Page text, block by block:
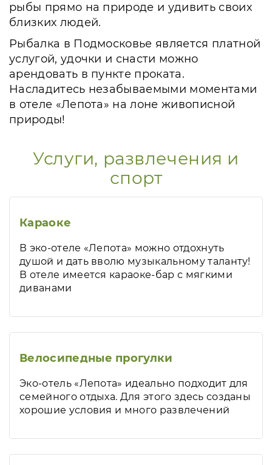
рыбы прямо на природе и удивить своих
близких людей.
Рыбалка в Подмосковье является платной
услугой, удочки и снасти можно
арендовать в пункте проката.
Насладитесь незабываемыми моментами
в отеле «Лепота» на лоне живописной
природы!
Услуги, развлечения и
спорт
Караоке
В эко-отеле «Лепота» можно отдохнуть
душой и дать вволю музыкальному таланту!
В отеле имеется караоке-бар с мягкими
диванами
Велосипедные прогулки
Эко-отель «Лепота» идеально подходит для
семейного отдыха. Для этого здесь созданы
хорошие условия и много развлечений